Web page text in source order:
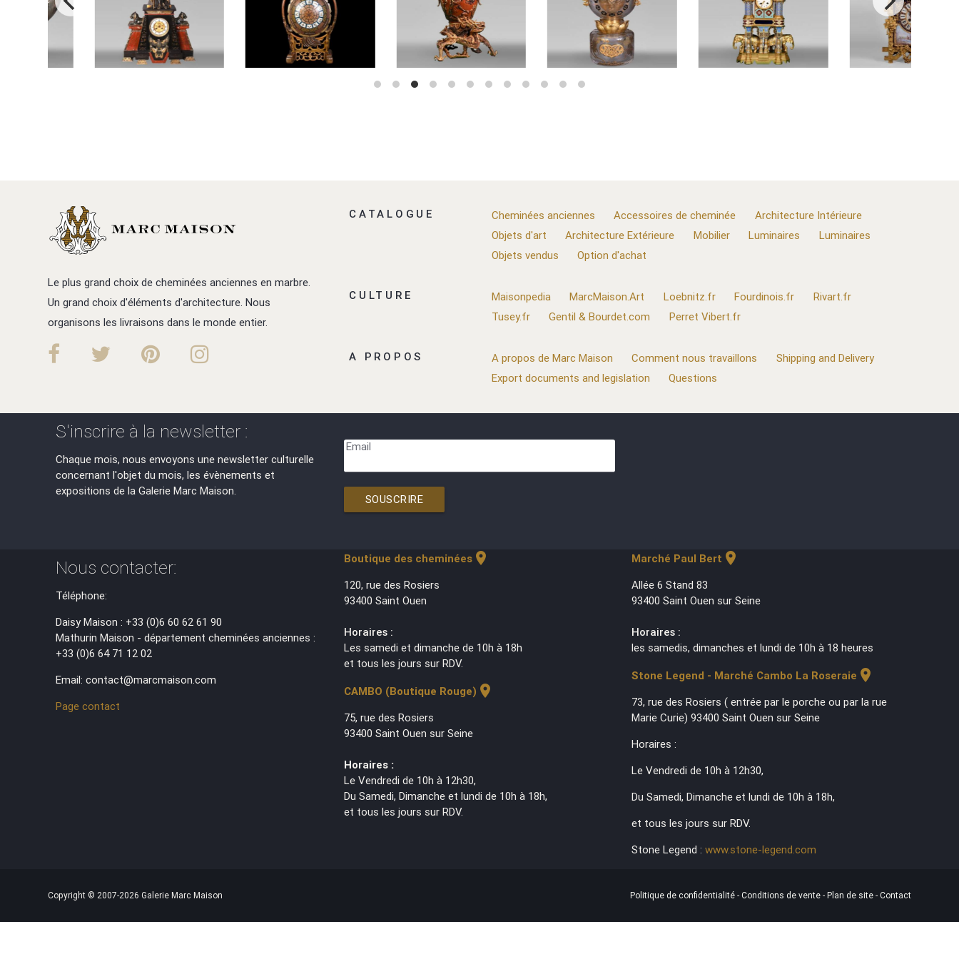
Le plus grand choix de cheminées anciennes en marbre.
Un grand choix d'éléments d'architecture. Nous
organisons les livraisons dans le monde entier.
CATALOGUE Cheminées anciennes Accessoires de cheminée
Architecture Intérieure
Objets d'art
Architecture Extérieure Mobilier Luminaires
Luminaires
Objets vendus
Option d'achat
CULTURE Maisonpedia MarcMaison.Art Loebnitz.fr Fourdinois.fr
Rivart.fr
Tusey.fr
Gentil & Bourdet.com Perret Vibert.fr
A PROPOS A propos de Marc Maison Comment nous travaillons
Shipping and Delivery
Export documents and legislation
Questions
S'inscrire à la newsletter :
Chaque mois, nous envoyons une newsletter culturelle
concernant l'objet du mois, les évènements et
expositions de la Galerie Marc Maison.
Email
SOUSCRIRE
Nous contacter:
Téléphone:
Daisy Maison : +33 (0)6 60 62 61 90
Mathurin Maison - département cheminées anciennes :
+33 (0)6 64 71 12 02
Email: contact@marcmaison.com
Page contact
Boutique des cheminéeslocation_on
120, rue des Rosiers
93400 Saint Ouen
Horaires :
Les samedi et dimanche de 10h à 18h
et tous les jours sur RDV.
CAMBO (Boutique Rouge) location_on
75, rue des Rosiers
93400 Saint Ouen sur Seine
Horaires :
Le Vendredi de 10h à 12h30,
Du Samedi, Dimanche et lundi de 10h à 18h,
et tous les jours sur RDV.
Marché Paul Bert location_on
Allée 6 Stand 83
93400 Saint Ouen sur Seine
Horaires :
les samedis, dimanches et lundi de 10h à 18 heures
Stone Legend - Marché Cambo La Roseraie location_on
73, rue des Rosiers ( entrée par le porche ou par la rue
Marie Curie) 93400 Saint Ouen sur Seine
Horaires :
Le Vendredi de 10h à 12h30,
Du Samedi, Dimanche et lundi de 10h à 18h,
et tous les jours sur RDV.
Stone Legend : www.stone-legend.com
Copyright © 2007-2026 Galerie Marc Maison Politique de confidentialité - Conditions de vente - Plan de site - Contact